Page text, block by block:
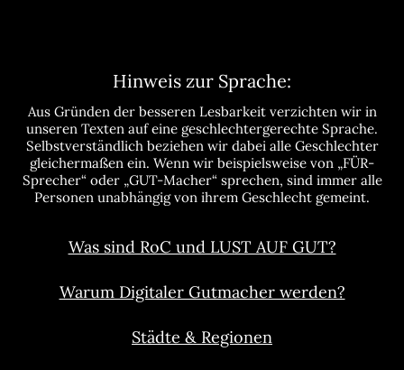
Hinweis zur Sprache:
Aus Gründen der besseren Lesbarkeit verzichten wir in
unseren Texten auf eine geschlechtergerechte Sprache.
Selbstverständlich beziehen wir dabei alle Geschlechter
gleichermaßen ein. Wenn wir beispielsweise von „FÜR-
Sprecher“ oder „GUT-Macher“ sprechen, sind immer alle
Personen unabhängig von ihrem Geschlecht gemeint.
Was sind RoC und LUST AUF GUT?
Warum Digitaler Gutmacher werden?
Städte & Regionen